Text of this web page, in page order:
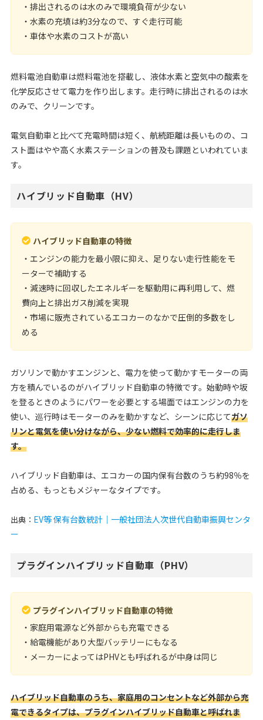
・排出されるのは水のみで環境負荷が少ない
・水素の充填は約3分なので、すぐ走行可能
・車体や水素のコストが高い
燃料電池自動車は燃料電池を搭載し、液体水素と空気中の酸素を
化学反応させて電力を作り出します。走行時に排出されるのは水
のみで、クリーンです。
電気自動車と比べて充電時間は短く、航続距離は長いものの、コ
スト面はやや高く水素ステーションの普及も課題といわれていま
す。
ハイブリッド自動車（HV）
ハイブリッド自動車の特徴
・エンジンの能力を最小限に抑え、足りない走行性能をモ
ーターで補助する
・減速時に回収したエネルギーを駆動用に再利用して、燃
費向上と排出ガス削減を実現
・市場に販売されているエコカーのなかで圧倒的多数をし
める
ガソリンで動かすエンジンと、電力を使って動かすモーターの両
方を積んでいるのがハイブリッド自動車の特徴です。始動時や坂
を登るときのようにパワーを必要とする場面ではエンジンの力を
使い、巡行時はモーターのみを動かすなど、シーンに応じてガソ
リンと電気を使い分けながら、少ない燃料で効率的に走行しま
す。
ハイブリッド自動車は、エコカーの国内保有台数のうち約98％を
占める、もっともメジャーなタイプです。
出典： EV等 保有台数統計｜一般社団法人次世代自動車振興センタ
ー
プラグインハイブリッド自動車（PHV）
プラグインハイブリッド自動車の特徴
・家庭用電源など外部からも充電できる
・給電機能があり大型バッテリーにもなる
・メーカーによってはPHVとも呼ばれるが中身は同じ
ハイブリッド自動車のうち、家庭用のコンセントなど外部から充
電できるタイプは、プラグインハイブリッド自動車と呼ばれま